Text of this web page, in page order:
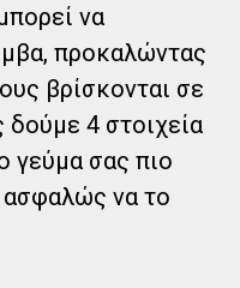
να
προκαλώντας
βρίσκονται σε
4 στοιχεία
γεύμα σας πιο
ασφαλώς να το